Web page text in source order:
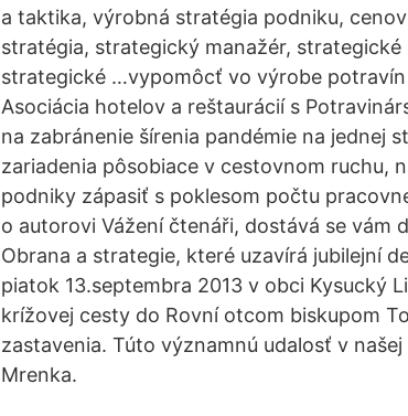
a taktika, výrobná stratégia podniku,
stratégia, strategický manažér,
strategické …vypomôcť vo výrobe
Asociácia hotelov a reštaurácií s
na zabránenie šírenia pandémie na jednej
zariadenia pôsobiace v cestovnom ruchu,
podniky zápasiť s poklesom počtu
o autorovi Vážení čtenáři, dostává se vám
Obrana a strategie, které uzavírá jubilejní
piatok 13.septembra 2013 v obci Kysucký
krížovej cesty do Rovní otcom biskupom
zastavenia. Túto významnú udalosť v
Mrenka.